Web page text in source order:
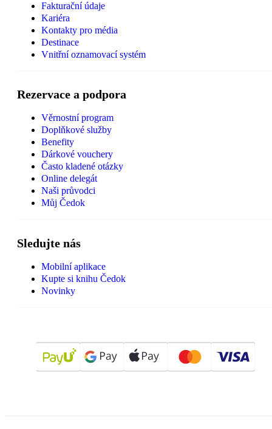
Fakturační údaje
Kariéra
Kontakty pro média
Destinace
Vnitřní oznamovací systém
Rezervace a podpora
Věrnostní program
Doplňkové služby
Benefity
Dárkové vouchery
Často kladené otázky
Online delegát
Naši průvodci
Můj Čedok
Sledujte nás
Mobilní aplikace
Kupte si knihu Čedok
Novinky